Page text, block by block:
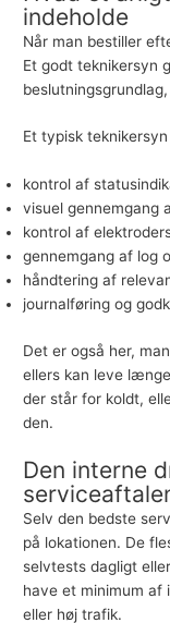
indeholde
Når man bestiller
Et godt teknikersyn
Et typisk
kontrol af
visuel gennemgang
kontrol af
gennemgang af log
håndtering af
journalføring og
Det er også her,
ellers kan leve
der står for koldt,
den.
Den interne
Selv den bedste
på lokationen. De
selvtests dagligt
have et minimum
eller høj trafik.